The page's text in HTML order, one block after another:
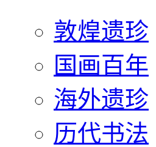
敦煌遗珍
国画百年
海外遗珍
历代书法